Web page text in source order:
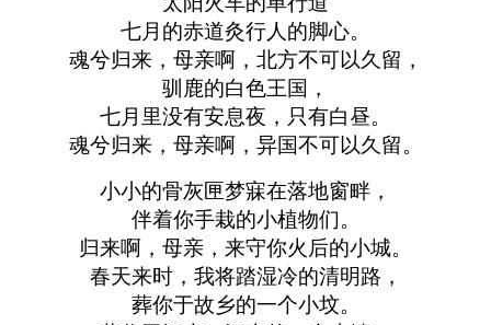
七月的赤道灸行人的脚心。
魂兮归来，母亲啊，北方不可以久留，
驯鹿的白色王国，
七月里没有安息夜，只有白昼。
魂兮归来，母亲啊，异国不可以久留。
小小的骨灰匣梦寐在落地窗畔，
伴着你手栽的小植物们。
归来啊，母亲，来守你火后的小城。
春天来时，我将踏湿冷的清明路，
葬你于故乡的一个小坟。